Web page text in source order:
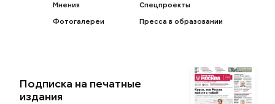
Мнения
Фотогалереи
Спецпроекты
Пресса в образовании
Подписка на печатные
издания